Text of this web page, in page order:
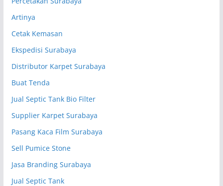
Artinya
Cetak Kemasan
Ekspedisi Surabaya
Distributor Karpet Surabaya
Buat Tenda
Jual Septic Tank Bio Filter
Supplier Karpet Surabaya
Pasang Kaca Film Surabaya
Sell Pumice Stone
Jasa Branding Surabaya
Jual Septic Tank